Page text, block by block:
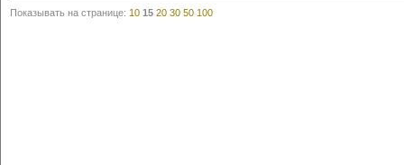
Показывать на странице: 10 15 20 30 50 100